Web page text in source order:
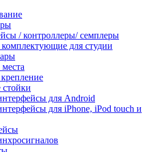
/ контроллеры/ семплеры
для студии
стойки
для Android
для iPhone, iPod touch и